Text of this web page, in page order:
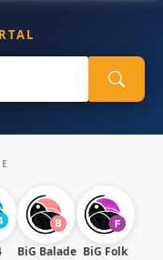
BiG Balade BiG Folk